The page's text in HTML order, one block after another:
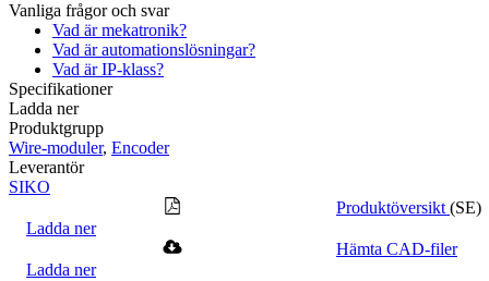
Vanliga frågor och svar
Vad är mekatronik?
Vad är automationslösningar?
Vad är IP-klass?
Specifikationer
Ladda ner
Produktgrupp
Wire-moduler, Encoder
Leverantör
SIKO
Produktöversikt (SE)
Ladda ner
Hämta CAD-filer
Ladda ner